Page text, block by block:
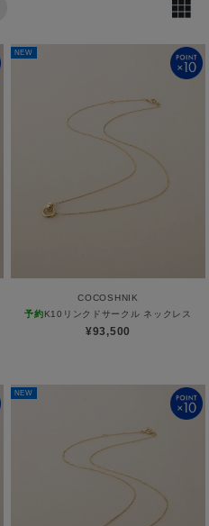
AFTERCARE & REPAIRS
SUSTAINABLE
NEW
COCOSHNIK
予約K10リンクドサークル ネックレス
¥93,500
NEW